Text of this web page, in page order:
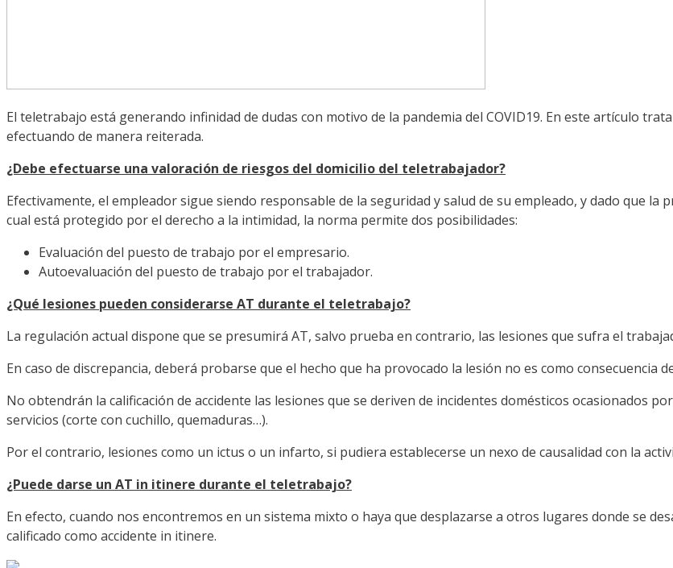
El teletrabajo está generando infinidad de dudas con motivo de la pandemia del COVID19. En este artículo
efectuando de manera reiterada.
¿Debe efectuarse una valoración de riesgos del domicilio del teletrabajador?
Efectivamente, el empleador sigue siendo responsable de la seguridad y salud de su empleado, y dado que
cual está protegido por el derecho a la intimidad, la norma permite dos posibilidades:
Evaluación del puesto de trabajo por el empresario.
Autoevaluación del puesto de trabajo por el trabajador.
¿Qué lesiones pueden considerarse AT durante el teletrabajo?
La regulación actual dispone que se presumirá AT, salvo prueba en contrario, las lesiones que sufra el
En caso de discrepancia, deberá probarse que el hecho que ha provocado la lesión no es como consecuencia
No obtendrán la calificación de accidente las lesiones que se deriven de incidentes domésticos ocasionados
servicios (corte con cuchillo, quemaduras…).
Por el contrario, lesiones como un ictus o un infarto, si pudiera establecerse un nexo de causalidad con la
¿Puede darse un AT in itinere durante el teletrabajo?
En efecto, cuando nos encontremos en un sistema mixto o haya que desplazarse a otros lugares donde se
calificado como accidente in itinere.